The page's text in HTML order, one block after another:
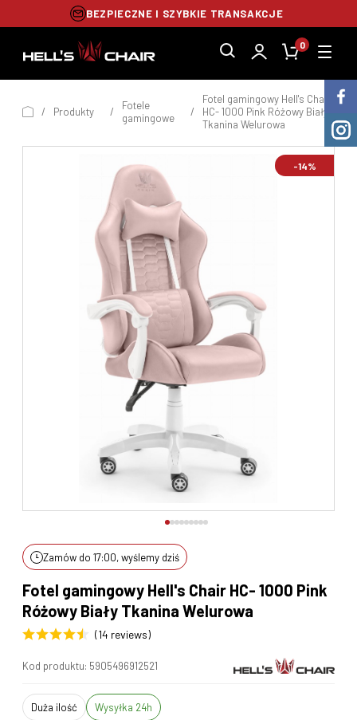
BEZPIECZNE I SZYBKIE TRANSAKCJE
0
/ Produkty /
Fotele
gamingowe
/
Fotel gamingowy Hell's Chair
HC- 1000 Pink Różowy Biały
Tkanina Welurowa
-14%
Zamów do 17:00, wyślemy dziś
Fotel gamingowy Hell's Chair HC- 1000 Pink
Różowy Biały Tkanina Welurowa
(14 reviews)
Kod produktu: 5905496912521
duża ilość
Wysyłka 24h